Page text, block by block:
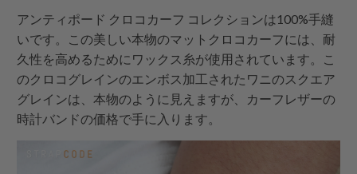
アンティポード クロコカーフ コレクションは100%手縫
いです。この美しい本物のマットクロコカーフには、耐
久性を高めるためにワックス糸が使用されています。こ
のクロコグレインのエンボス加工されたワニのスクエア
グレインは、本物のように見えますが、カーフレザーの
時計バンドの価格で手に入ります。